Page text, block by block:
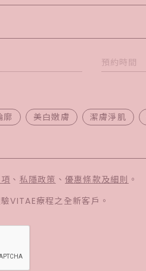
預約時間
廓 美白嫩膚 潔膚淨肌
、 私隱政策 、 優惠條款及細則 。
VITAE療程之全新客戶。